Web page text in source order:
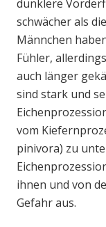
dunklere
schwächer als
Männchen
Fühler,
auch länger
sind stark und
vom
pinivora) zu
ihnen und von
Gefahr aus.